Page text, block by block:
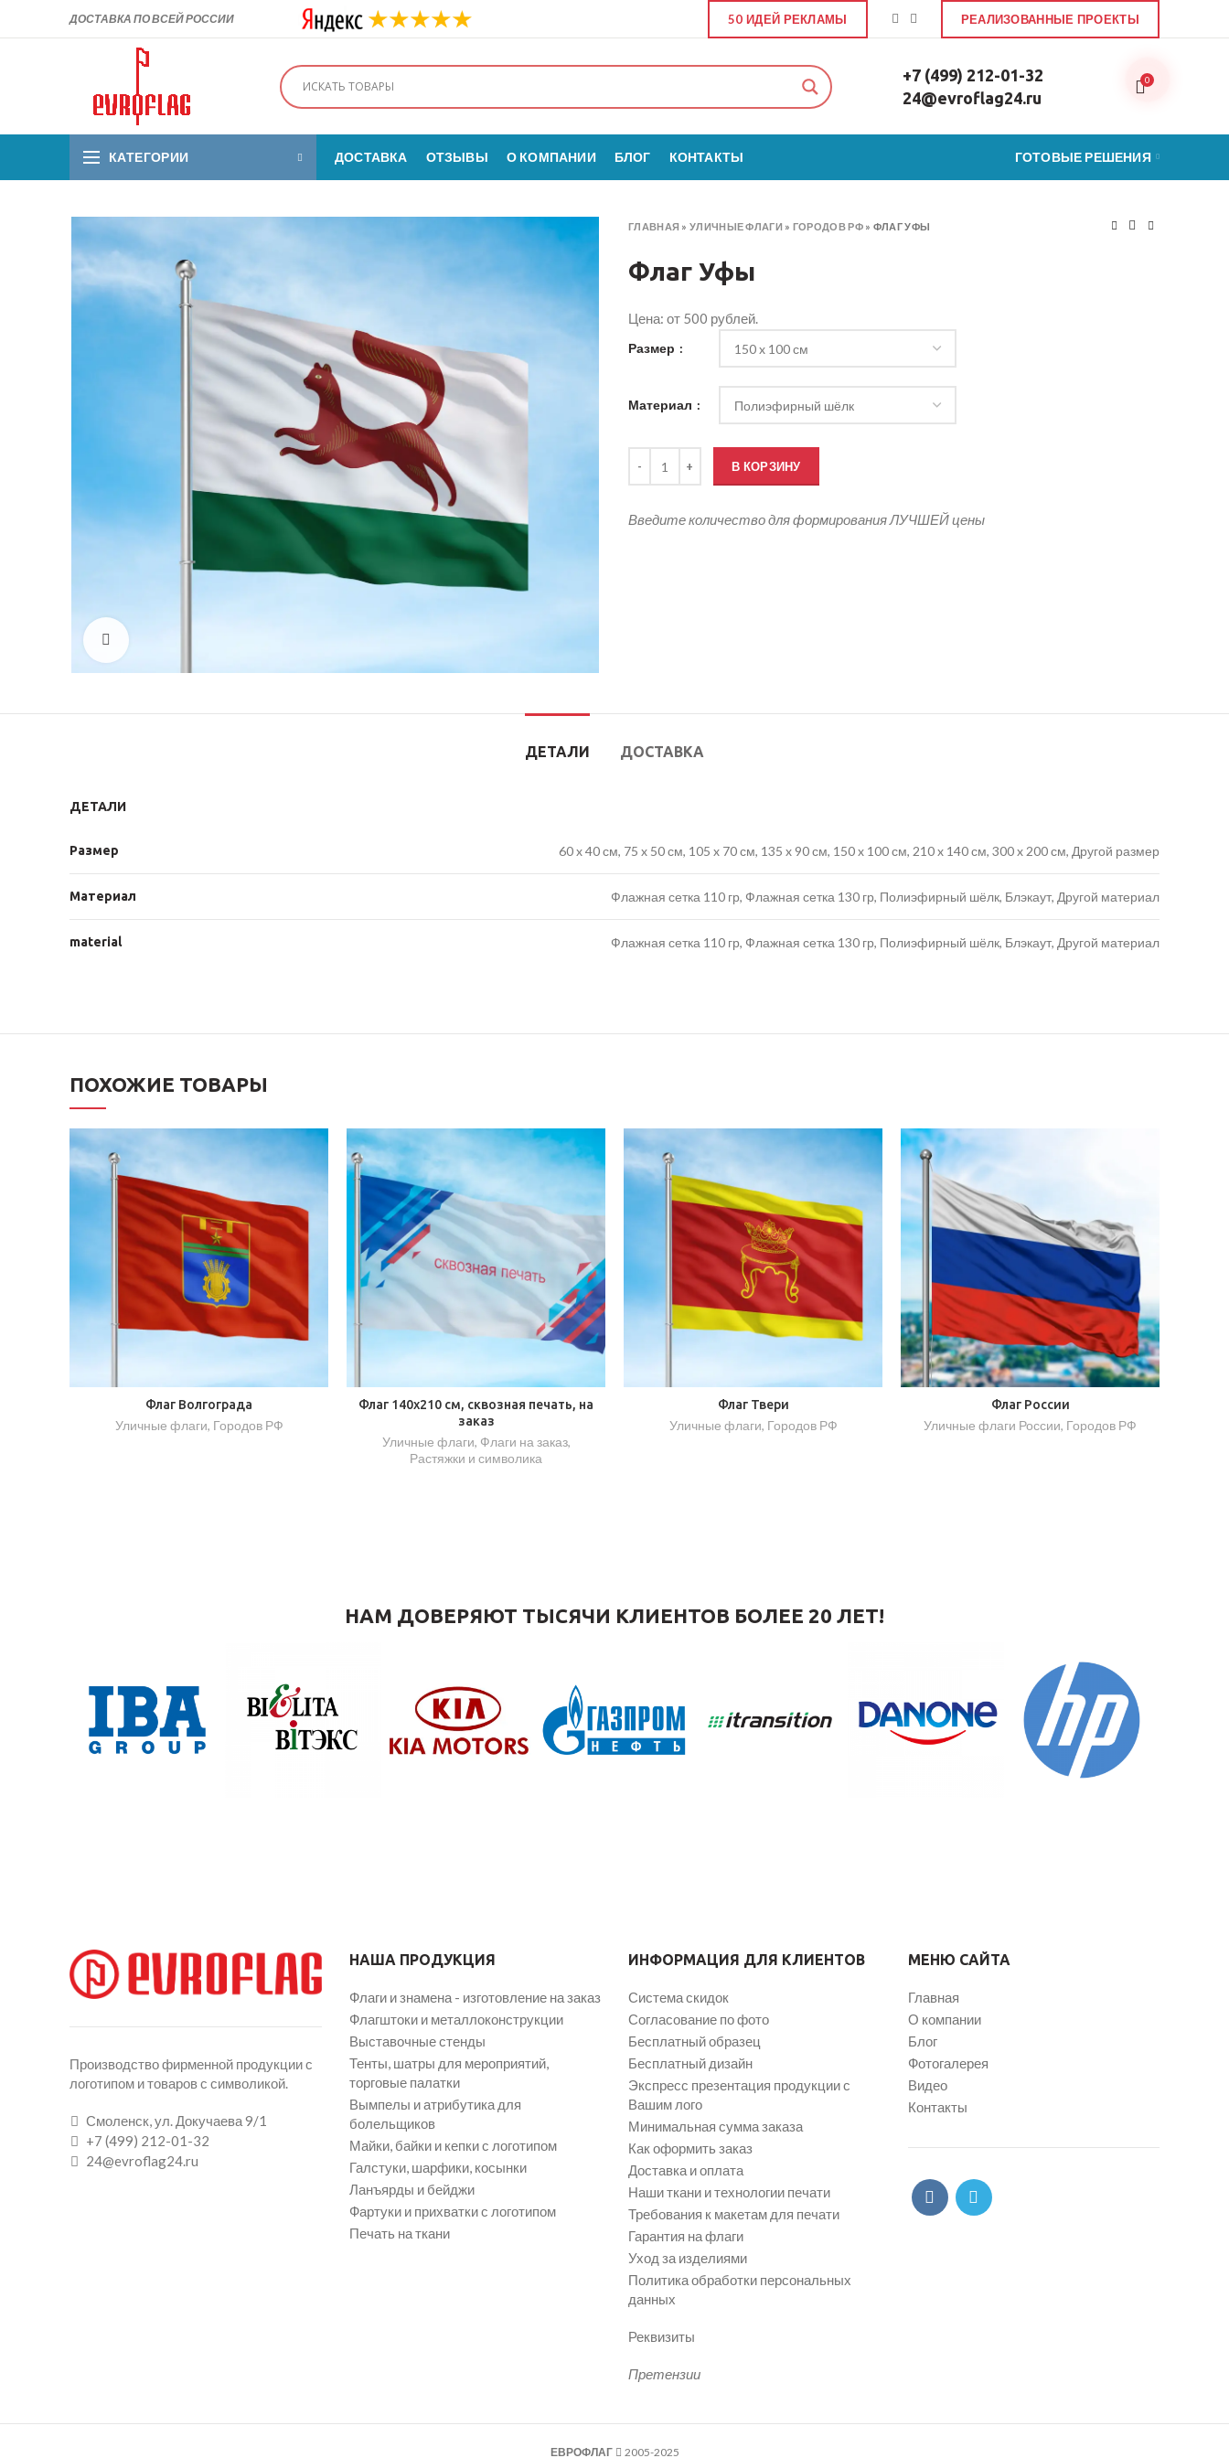
ДОСТАВКА ПО ВСЕЙ РОССИИ 50 ИДЕЙ РЕКЛАМЫ РЕАЛИЗОВАННЫЕ ПРОЕКТЫ
+7 (499) 212-01-32
24@evroflag24.ru
0
КАТЕГОРИИ ДОСТАВКА ОТЗЫВЫ О КОМПАНИИ БЛОГ КОНТАКТЫ ГОТОВЫЕ РЕШЕНИЯ
ГЛАВНАЯ »УЛИЧНЫЕ ФЛАГИ » ГОРОДОВ РФ» ФЛАГ УФЫ
Флаг Уфы
Цена: от 500 рублей.
Размер
Материал
В КОРЗИНУ
Введите количество для формирования ЛУЧШЕЙ цены
ДЕТАЛИ ДОСТАВКА
ДЕТАЛИ
Размер 60 x 40 см, 75 x 50 см, 105 x 70 см, 135 x 90 см, 150 x 100 см, 210 x 140 см, 300 x 200 см, Другой размер
Материал Флажная сетка 110 гр, Флажная сетка 130 гр, Полиэфирный шёлк, Блэкаут, Другой материал
material Флажная сетка 110 гр, Флажная сетка 130 гр, Полиэфирный шёлк, Блэкаут, Другой материал
ПОХОЖИЕ ТОВАРЫ
Флаг Волгограда
Уличные флаги, Городов РФ
Флаг 140х210 см, сквозная печать, на
заказ
Уличные флаги, Флаги на заказ,
Растяжки и символика
Флаг Твери
Уличные флаги, Городов РФ
Флаг России
Уличные флаги России, Городов РФ
НАМ ДОВЕРЯЮТ ТЫСЯЧИ КЛИЕНТОВ БОЛЕЕ 20 ЛЕТ!
Производство фирменной продукции с
логотипом и товаров с символикой.
Смоленск, ул. Докучаева 9/1
+7 (499) 212-01-32
24@evroflag24.ru
НАША ПРОДУКЦИЯ
Флаги и знамена - изготовление на заказ
Флагштоки и металлоконструкции
Выставочные стенды
Тенты, шатры для мероприятий,
торговые палатки
Вымпелы и атрибутика для
болельщиков
Майки, байки и кепки с логотипом
Галстуки, шарфики, косынки
Ланъярды и бейджи
Фартуки и прихватки с логотипом
Печать на ткани
ИНФОРМАЦИЯ ДЛЯ КЛИЕНТОВ
Система скидок
Согласование по фото
Бесплатный образец
Бесплатный дизайн
Экспресс презентация продукции с
Вашим лого
Минимальная сумма заказа
Как оформить заказ
Доставка и оплата
Наши ткани и технологии печати
Требования к макетам для печати
Гарантия на флаги
Уход за изделиями
Политика обработки персональных
данных
Реквизиты
Претензии
МЕНЮ САЙТА
Главная
О компании
Блог
Фотогалерея
Видео
Контакты
ЕВРОФЛАГ 2005-2025